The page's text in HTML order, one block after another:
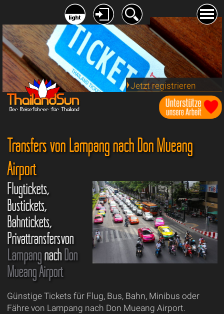
Jetzt registrieren
Transfers von Lampang nach Don Mueang
Airport
Flugtickets,
Bustickets,
Bahntickets,
Privattransfersvon
Lampangnach Don
Mueang Airport
Günstige Tickets für Flug, Bus, Bahn, Minibus oder
Fähre von Lampang nach Don Mueang Airport.